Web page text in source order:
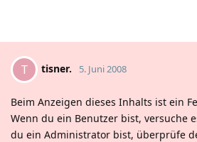
T tisner. 5. Juni 2008
Beim Anzeigen dieses Inhalts ist ein
Wenn du ein Benutzer bist, versuche
du ein Administrator bist, überprüfe